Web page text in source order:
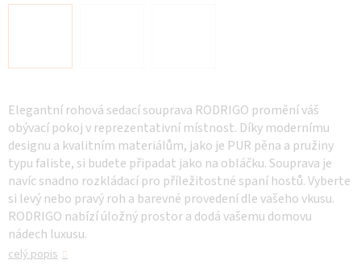
Elegantní rohová sedací souprava RODRIGO promění váš
obývací pokoj v reprezentativní místnost. Díky modernímu
designu a kvalitním materiálům, jako je PUR pěna a pružiny
typu faliste, si budete připadat jako na obláčku. Souprava je
navíc snadno rozkládací pro příležitostné spaní hostů. Vyberte
si levý nebo pravý roh a barevné provedení dle vašeho vkusu.
RODRIGO nabízí úložný prostor a dodá vašemu domovu
nádech luxusu.
celý popis